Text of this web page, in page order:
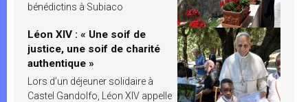
bénédictins à Subiaco
Léon XIV : « Une soif de
justice, une soif de charité
authentique »
Lors d’un déjeuner solidaire à
Castel Gandolfo, Léon XIV appelle